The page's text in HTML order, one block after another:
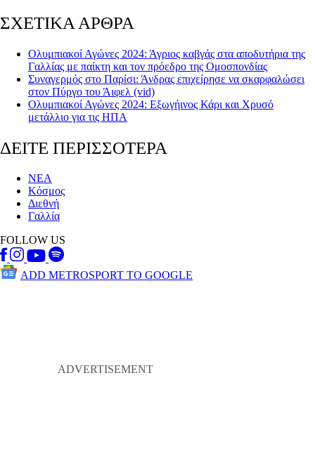
ΣΧΕΤΙΚΑ ΑΡΘΡΑ
Ολυμπιακοί Αγώνες 2024: Άγριος καβγάς στα αποδυτήρια της
Γαλλίας με παίκτη και τον πρόεδρο της Ομοσπονδίας
Συναγερμός στο Παρίσι: Άνδρας επιχείρησε να σκαρφαλώσει
στον Πύργο του Άιφελ (vid)
Ολυμπιακοί Αγώνες 2024: Εξωγήινος Κάρι και Χρυσό
μετάλλιο για τις ΗΠΑ
ΔΕΙΤΕ ΠΕΡΙΣΣΟΤΕΡΑ
ΝΕΑ
Κόσμος
Διεθνή
Γαλλία
FOLLOW US
ADD METROSPORT TO GOOGLE